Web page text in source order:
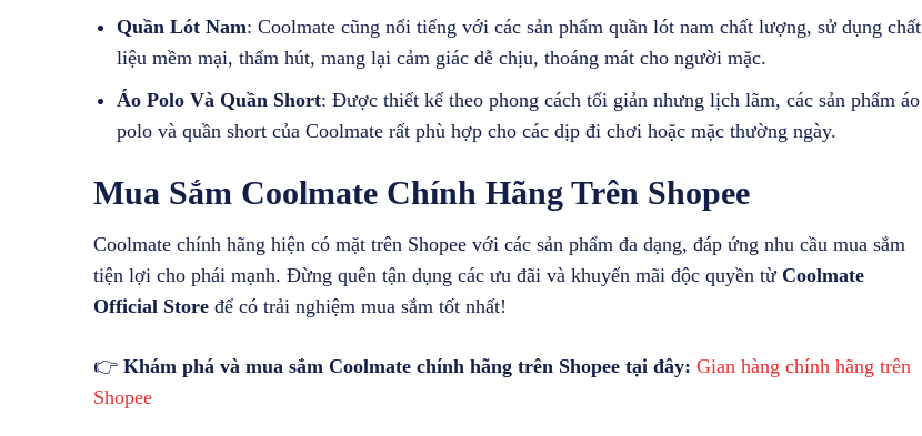
Quần Lót Nam: Coolmate cũng nổi tiếng với các sản phẩm quần lót nam chất lượng, sử dụng chất
liệu mềm mại, thấm hút, mang lại cảm giác dễ chịu, thoáng mát cho người mặc.
Áo Polo Và Quần Short: Được thiết kế theo phong cách tối giản nhưng lịch lãm, các sản phẩm áo
polo và quần short của Coolmate rất phù hợp cho các dịp đi chơi hoặc mặc thường ngày.
Mua Sắm Coolmate Chính Hãng Trên Shopee
Coolmate chính hãng hiện có mặt trên Shopee với các sản phẩm đa dạng, đáp ứng nhu cầu mua sắm
tiện lợi cho phái mạnh. Đừng quên tận dụng các ưu đãi và khuyến mãi độc quyền từ Coolmate
Official Store để có trải nghiệm mua sắm tốt nhất!
👉 Khám phá và mua sắm Coolmate chính hãng trên Shopee tại đây: Gian hàng chính hãng trên
Shopee